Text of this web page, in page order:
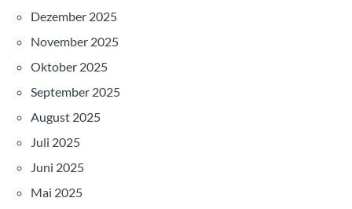
Dezember 2025
November 2025
Oktober 2025
September 2025
August 2025
Juli 2025
Juni 2025
Mai 2025